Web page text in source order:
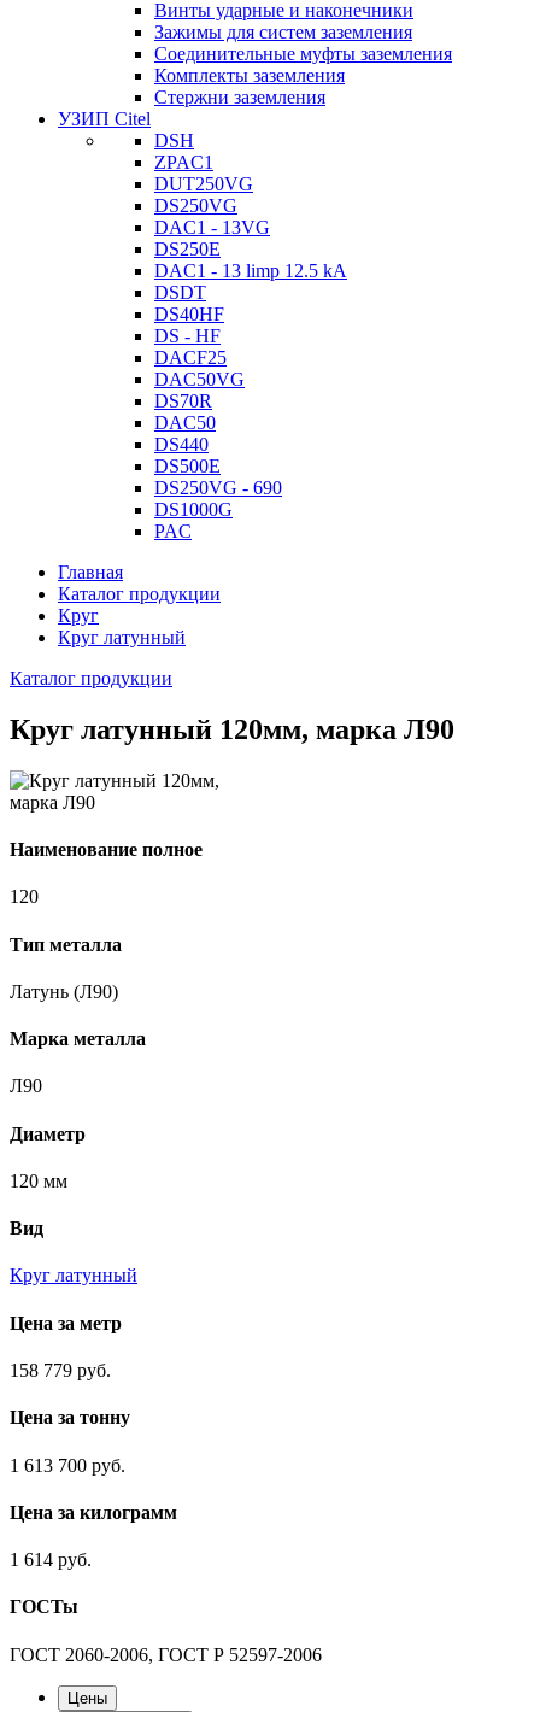
Винты ударные и наконечники
Зажимы для систем заземления
Соединительные муфты заземления
Комплекты заземления
Стержни заземления
УЗИП Citel
DSH
ZPAC1
DUT250VG
DS250VG
DAC1 - 13VG
DS250E
DAC1 - 13 limp 12.5 kA
DSDT
DS40HF
DS - HF
DACF25
DAC50VG
DS70R
DAC50
DS440
DS500E
DS250VG - 690
DS1000G
PAC
Главная
Каталог продукции
Круг
Круг латунный
Каталог продукции
Круг латунный 120мм, марка Л90
Наименование полное
120
Тип металла
Латунь (Л90)
Марка металла
Л90
Диаметр
120 мм
Вид
Круг латунный
Цена за метр
158 779 руб.
Цена за тонну
1 613 700 руб.
Цена за килограмм
1 614 руб.
ГОСТы
ГОСТ 2060-2006, ГОСТ Р 52597-2006
Цены